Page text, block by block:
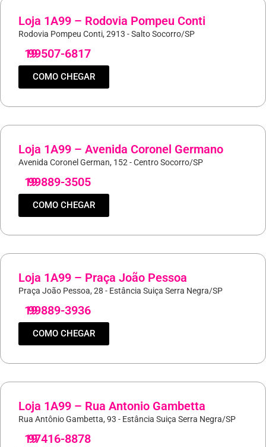
Loja 1A99 – Rodovia Pompeu Conti
Rodovia Pompeu Conti, 2913 - Salto Socorro/SP
19
99507-6817
COMO CHEGAR
Loja 1A99 – Avenida Coronel Germano
Avenida Coronel German, 152 - Centro Socorro/SP
19
99889-3505
COMO CHEGAR
Loja 1A99 – Praça João Pessoa
Praça João Pessoa, 28 - Estância Suiça Serra Negra/SP
19
99889-3936
COMO CHEGAR
Loja 1A99 – Rua Antonio Gambetta
Rua Antônio Gambetta, 93 - Estância Suiça Serra Negra/SP
19
97416-8878